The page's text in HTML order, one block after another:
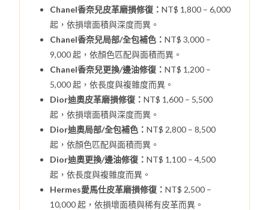
Chanel香奈兒皮革磨損修復：NT$ 1,800 – 6,000
起，依損壞面積與深度而異。
Chanel香奈兒局部/全包補色：NT$ 3,000 –
9,000 起，依顏色匹配與面積而異。
Chanel香奈兒更換/邊油修復：NT$ 1,200 –
5,000 起，依長度與複雜度而異。
Dior迪奧皮革磨損修復：NT$ 1,600 – 5,500
起，依損壞面積與深度而異。
Dior迪奧局部/全包補色：NT$ 2,800 – 8,500
起，依顏色匹配與面積而異。
Dior迪奧更換/邊油修復：NT$ 1,100 – 4,500
起，依長度與複雜度而異。
Hermes愛馬仕皮革磨損修復：NT$ 2,500 –
10,000 起，依損壞面積與稀有皮革而異。